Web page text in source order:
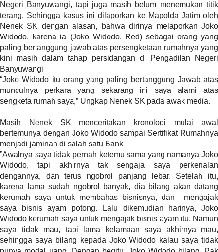
s
t
_
t
y
p
e
=
"
p
s
t
"
l
i
n
k
_
t
a
r
g
Negeri Banyuwangi, tapi juga masih belum menemukan titik
terang. Sehingga kasus ini dilaporkan ke Mapolda Jatim oleh
Nenek SK dengan alasan, bahwa dirinya melaporkan Joko
Widodo, karena ia (Joko Widodo. Red) sebagai orang yang
paling bertanggung jawab atas persengketaan rumahnya yang
kini masih dalam tahap persidangan di Pengadilan Negeri
Banyuwangi
“Joko Widodo itu orang yang paling bertanggung Jawab atas
munculnya perkara yang sekarang ini saya alami atas
sengketa rumah saya,” Ungkap Nenek SK pada awak media.
Masih Nenek SK menceritakan kronologi mulai awal
bertemunya dengan Joko Widodo sampai Sertifikat Rumahnya
menjadi jaminan di salah satu Bank
”Awalnya saya tidak pernah ketemu sama yang namanya Joko
Widodo, tapi akhirnya tak sengaja saya perkenalan
dengannya, dan terus ngobrol panjang lebar. Setelah itu,
karena lama sudah ngobrol banyak, dia bilang akan datang
kerumah saya untuk membahas bisnisnya, dan mengajak
saya bisnis ayam potong. Lalu dikemudian harinya, Joko
Widodo kerumah saya untuk mengajak bisnis ayam itu. Namun
saya tidak mau, tapi lama kelamaan saya akhirnya mau,
sehingga saya bilang kepada Joko Widodo kalau saya tidak